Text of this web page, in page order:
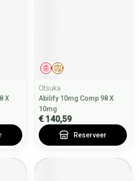
X
Op voorschrift
Geneesmiddel
Otsuka
Abilify 10mg Comp 98 X
10mg
€ 140,59
Reserveer